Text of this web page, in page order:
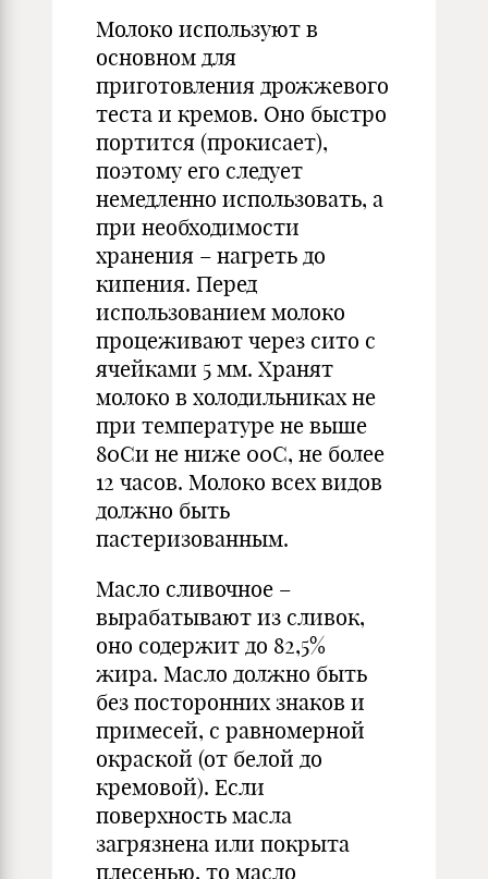
Молоко используют в
основном для
приготовления дрожжевого
теста и кремов. Оно быстро
портится (прокисает),
поэтому его следует
немедленно использовать, а
при необходимости
хранения – нагреть до
кипения. Перед
использованием молоко
процеживают через сито с
ячейками 5 мм. Хранят
молоко в холодильниках не
при температуре не выше
80Си не ниже 00С, не более
12 часов. Молоко всех видов
должно быть
пастеризованным.
Масло сливочное –
вырабатывают из сливок,
оно содержит до 82,5%
жира. Масло должно быть
без посторонних знаков и
примесей, с равномерной
окраской (от белой до
кремовой). Если
поверхность масла
загрязнена или покрыта
плесенью, то масло